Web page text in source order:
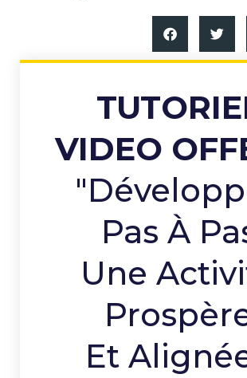
VIDEO
Pas À
Une
Et